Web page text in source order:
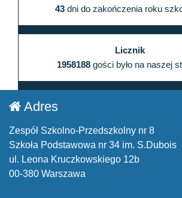
43 dni do zakończenia roku
Licznik
1958188gości było na naszej
Adres
Zespół Szkolno-Przedszkolny nr 8
Szkoła Podstawowa nr 34 im. S.Dubois
ul. Leona Kruczkowskiego 12b
00-380 Warszawa